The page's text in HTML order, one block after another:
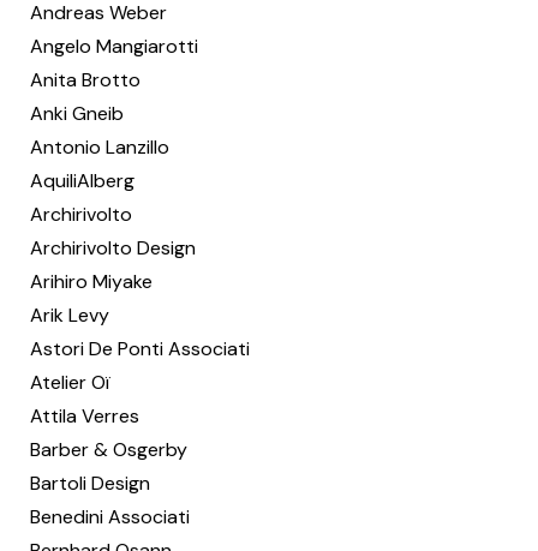
Andreas Weber
Angelo Mangiarotti
Anita Brotto
Anki Gneib
Antonio Lanzillo
AquiliAlberg
Archirivolto
Archirivolto Design
Arihiro Miyake
Arik Levy
Astori De Ponti Associati
Atelier Oï
Attila Verres
Barber & Osgerby
Bartoli Design
Benedini Associati